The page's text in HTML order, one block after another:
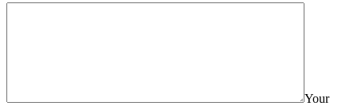
Your